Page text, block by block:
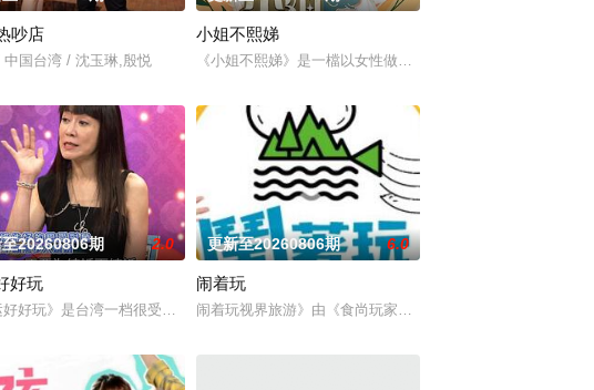
庸小说的人必须要来挑战这一题，郭靖第一次见到黄蓉请她吃饭，花了银子19两，请问
难免会因为文化差异、风俗不同，在日常生活上遇到许多有趣的事。哪国女生最受欢迎？不
吵店
中国台湾 / 沈玉琳,殷悦
小姐不熙娣
《小姐不熙娣》是一檔以女性做為出發點，討論內容聚焦女性
会请嘉宾现场访谈！节目贴近年轻族群，介绍时下流行的装扮、以及艺人的流行教室，有
20260806期 2.0
好玩
好好玩》是台湾一档很受欢迎的命理节目,各类风水、星座、命理占卜等时下社交必备的流
更新至20260806期 6.0
闹着玩
闹着玩视界旅游》由《食尚玩家》建造团队以及浩角翔起、颜